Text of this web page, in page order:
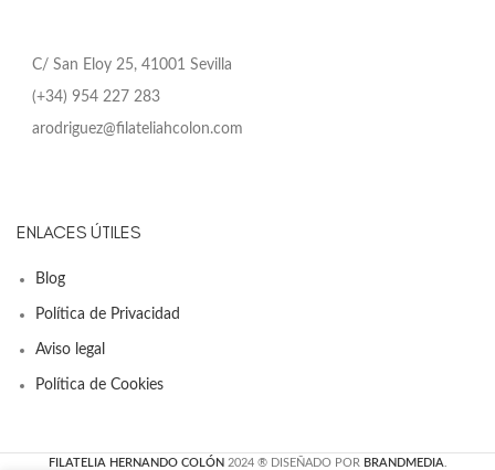
C/ San Eloy 25, 41001 Sevilla
(+34) 954 227 283
arodriguez@filateliahcolon.com
ENLACES ÚTILES
Blog
Política de Privacidad
Aviso legal
Política de Cookies
FILATELIA HERNANDO COLÓN 2024 ® DISEÑADO POR BRANDMEDIA